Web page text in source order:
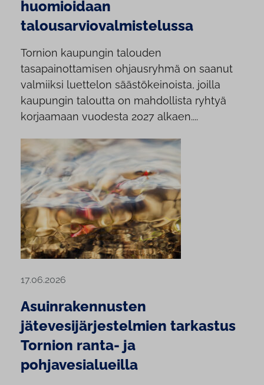
huomioidaan
talousarviovalmistelussa
Tornion kaupungin talouden
tasapainottamisen ohjausryhmä on saanut
valmiiksi luettelon säästökeinoista, joilla
kaupungin taloutta on mahdollista ryhtyä
korjaamaan vuodesta 2027 alkaen....
17.06.2026
Asuinrakennusten
jätevesijärjestelmien tarkastus
Tornion ranta- ja
pohjavesialueilla